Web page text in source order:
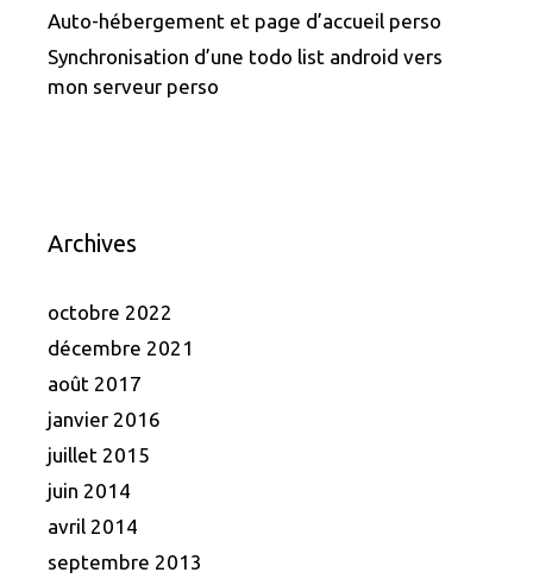
Auto-hébergement et page d’accueil perso
Synchronisation d’une todo list android vers
mon serveur perso
Archives
octobre 2022
décembre 2021
août 2017
janvier 2016
juillet 2015
juin 2014
avril 2014
septembre 2013